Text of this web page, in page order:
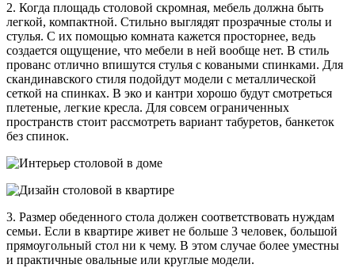
2. Когда площадь столовой скромная, мебель должна быть
легкой, компактной. Стильно выглядят прозрачные столы и
стулья. С их помощью комната кажется просторнее, ведь
создается ощущение, что мебели в ней вообще нет. В стиль
прованс отлично впишутся стулья с коваными спинками. Для
скандинавского стиля подойдут модели с металлической
сеткой на спинках. В эко и кантри хорошо будут смотреться
плетеные, легкие кресла. Для совсем ограниченных
пространств стоит рассмотреть вариант табуретов, банкеток
без спинок.
3. Размер обеденного стола должен соответствовать нуждам
семьи. Если в квартире живет не больше 3 человек, большой
прямоугольный стол ни к чему. В этом случае более уместны
и практичные овальные или круглые модели.